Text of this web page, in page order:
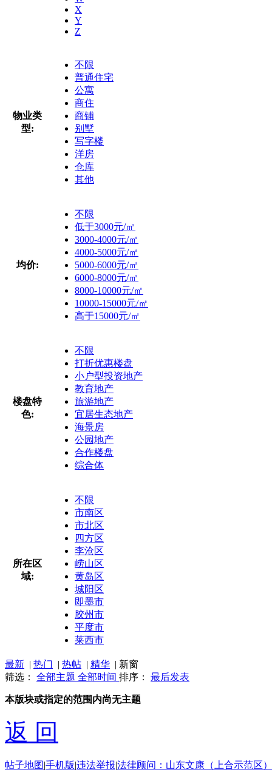
X
Y
Z
物业类
型:
不限
普通住宅
公寓
商住
商铺
别墅
写字楼
洋房
仓库
其他
均价:
不限
低于3000元/㎡
3000-4000元/㎡
4000-5000元/㎡
5000-6000元/㎡
6000-8000元/㎡
8000-10000元/㎡
10000-15000元/㎡
高于15000元/㎡
楼盘特
色:
不限
打折优惠楼盘
小户型投资地产
教育地产
旅游地产
宜居生态地产
海景房
公园地产
合作楼盘
综合体
所在区
域:
不限
市南区
市北区
四方区
李沧区
崂山区
黄岛区
城阳区
即墨市
胶州市
平度市
莱西市
最新 | 热门 | 热帖 | 精华 | 新窗
筛选： 全部主题 全部时间 排序： 最后发表
本版块或指定的范围内尚无主题
返 回
帖子地图|手机版|违法举报|法律顾问：山东文康（上合示范区